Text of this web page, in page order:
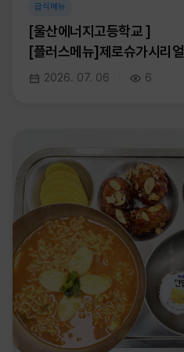
급식메뉴
[울산에너지고등학교 ]
[플러스메뉴]제로슈가시리얼
2026. 07. 06 6